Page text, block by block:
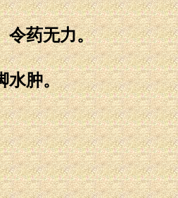
令药无力。
水肿。